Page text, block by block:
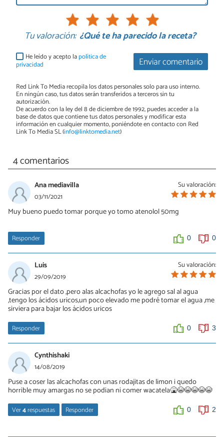
Tu valoración: ¿Qué te ha parecido la receta?
Enviar comentario
He leído y acepto lapolítica de
privacidad
Red Link To Media recopila los datos personales solo para uso interno.
En ningún caso, tus datos serán transferidos a terceros sin tu
autorización.
De acuerdo con la ley del 8 de diciembre de 1992, puedes acceder a la
base de datos que contiene tus datos personales y modificar esta
información en cualquier momento, poniéndote en contacto con Red
Link To Media SL (info@linktomedia.net)
4 comentarios
Su valoración:
Ana mediavilla
03/11/2021
Muy bueno puedo tomar porque yo tomo atenolol 50mg
Responder 0 0
Su valoración:
Luis
29/09/2019
Gracias por el dato ,pero alas alcachofas yo le agrego sal al agua
,tengo los ácidos uricos,un poco elevado me podré tomar el agua ,me
sirviera para bajar los ácidos uricos
Responder 0 3
Cynthishaki
14/08/2019
Puse a coser las alcachofas con unas rodajitas de limon i quedo
horrible muy amargas no se podian ni comer wacatela🤮😭😭😭😭😭
Ver4respuestas Responder 0 2